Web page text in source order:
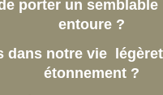
porter un
entoure ?
dans notre vie
étonnement ?